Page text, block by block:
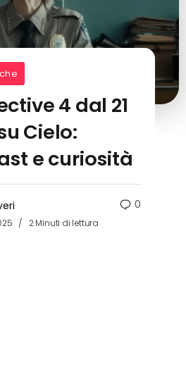
4 dal 21
Cielo:
e curiosità
2 Minuti di lettura
0